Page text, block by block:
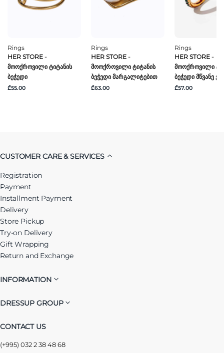
Rings
HER STORE -
Მოოქროვილი Ტიტანის
Ბეჭედი
₾55.00
Rings
HER STORE -
Მოოქროვილი Ტიტანის
Ბეჭედი Მარგალიტებით
₾63.00
Rings
HER STORE -
Მოოქროვილი
Ბეჭედი Მწვანე
₾57.00
CUSTOMER CARE & SERVICES
Registration
Payment
Installment Payment
Delivery
Store Pickup
Try-on Delivery
Gift Wrapping
Return and Exchange
INFORMATION
DRESSUP GROUP
CONTACT US
(+995) 032 2 38 48 68